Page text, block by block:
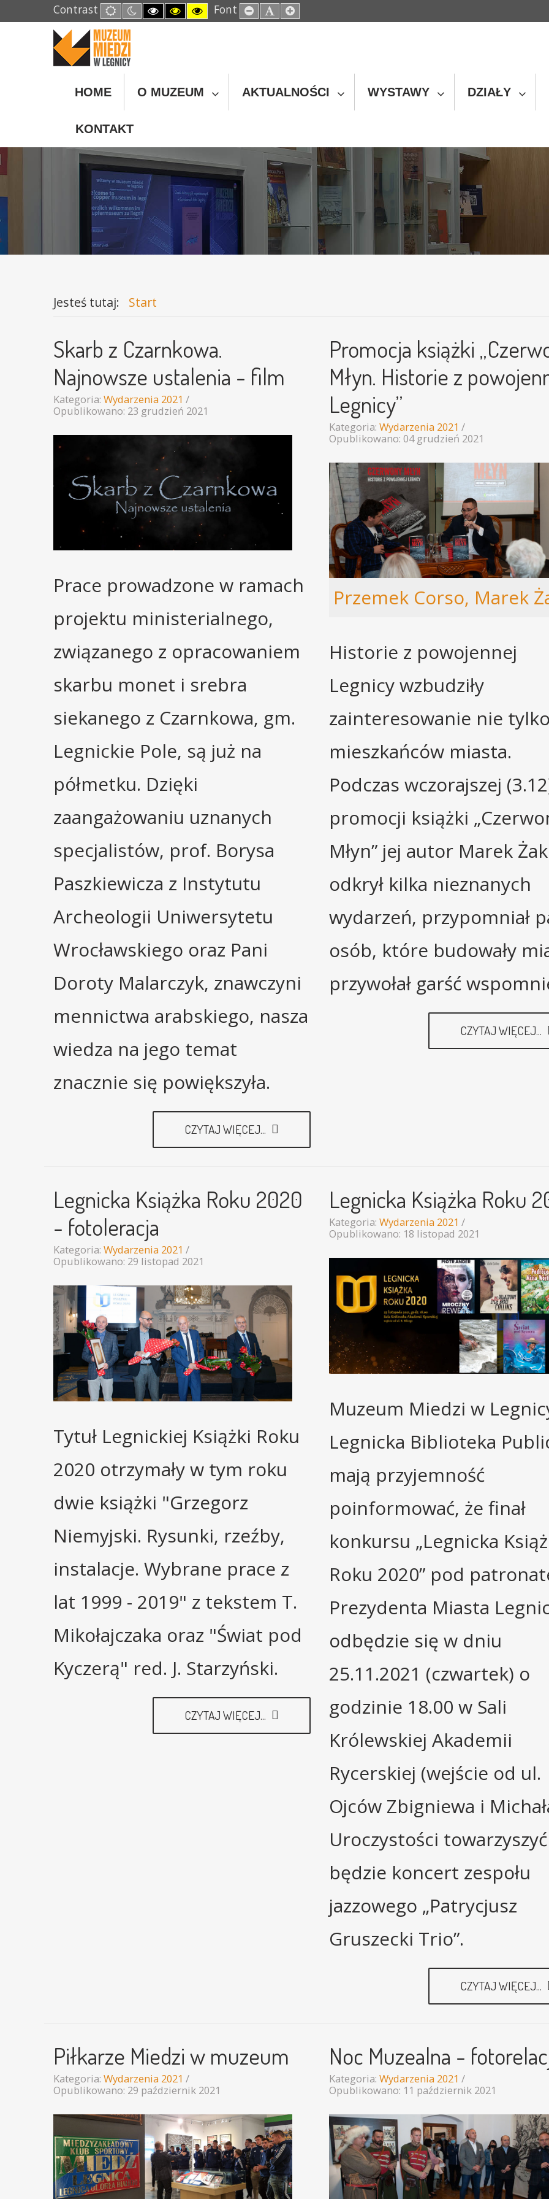
Contrast Default
mode
Night
mode
High
Contrast
High
Contrast
High
Contrast
Font Set
Smaller
Set
Default
Set
Larger
HOME O MUZEUM AKTUALNOŚCI WYSTAWY DZIAŁY
KONTAKT
Jesteś tutaj: Start
Skarb z Czarnkowa.
Najnowsze ustalenia - film
Kategoria: Wydarzenia 2021
Opublikowano: 23 grudzień 2021
Prace prowadzone w ramach
projektu ministerialnego,
związanego z opracowaniem
skarbu monet i srebra
siekanego z Czarnkowa, gm.
Legnickie Pole, są już na
półmetku. Dzięki
zaangażowaniu uznanych
specjalistów, prof. Borysa
Paszkiewicza z Instytutu
Archeologii Uniwersytetu
Wrocławskiego oraz Pani
Doroty Malarczyk, znawczyni
mennictwa arabskiego, nasza
wiedza na jego temat
znacznie się powiększyła.
CZYTAJ WIĘCEJ...
Promocja książki
Młyn. Historie z
Legnicy”
Kategoria: Wydarzenia 2021
Opublikowano: 04 grudzień 2021
Przemek Corso, Marek
Historie z powojennej
Legnicy wzbudziły
zainteresowanie nie
mieszkańców miasta.
Podczas wczorajszej
promocji książki
Młyn” jej autor Marek Żak
odkrył kilka nieznanych
wydarzeń, przypomniał
osób, które budowały
przywołał garść
CZYTAJ WIĘCEJ...
Legnicka Książka Roku 2020
- fotoleracja
Kategoria: Wydarzenia 2021
Opublikowano: 29 listopad 2021
Tytuł Legnickiej Książki Roku
2020 otrzymały w tym roku
dwie książki "Grzegorz
Niemyjski. Rysunki, rzeźby,
instalacje. Wybrane prace z
lat 1999 - 2019" z tekstem T.
Mikołajczaka oraz "Świat pod
Kyczerą" red. J. Starzyński.
CZYTAJ WIĘCEJ...
Legnicka Książka Roku
Kategoria: Wydarzenia 2021
Opublikowano: 18 listopad 2021
Muzeum Miedzi w
Legnicka Biblioteka
mają przyjemność
poinformować, że finał
konkursu „Legnicka
Roku 2020” pod
Prezydenta Miasta
odbędzie się w dniu
25.11.2021 (czwartek) o
godzinie 18.00 w Sali
Królewskiej Akademii
Rycerskiej (wejście od ul.
Ojców Zbigniewa i
Uroczystości towarzyszyć
będzie koncert zespołu
jazzowego „Patrycjusz
Gruszecki Trio”.
CZYTAJ WIĘCEJ...
Piłkarze Miedzi w muzeum
Kategoria: Wydarzenia 2021
Opublikowano: 29 październik 2021
Noc Muzealna -
Kategoria: Wydarzenia 2021
Opublikowano: 11 październik 2021